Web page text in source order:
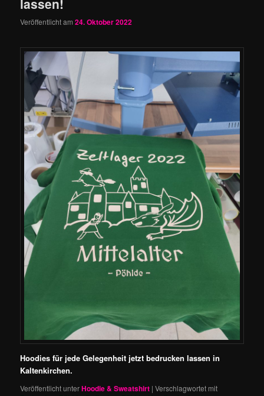
Veröffentlicht am24. Oktober 2022
Hoodies für jede Gelegenheit jetzt bedrucken lassen in
Kaltenkirchen.
Veröffentlicht unterHoodie & Sweatshirt |Verschlagwortet mit